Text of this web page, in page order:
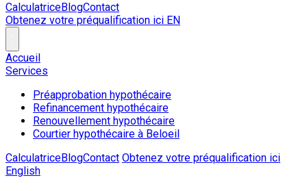
CalculatriceBlogContact
Obtenez votre préqualification ici EN
Accueil
Services
Préapprobation hypothécaire
Refinancement hypothécaire
Renouvellement hypothécaire
Courtier hypothécaire à Beloeil
CalculatriceBlogContact Obtenez votre préqualification ici
English